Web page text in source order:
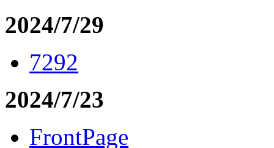
2024/7/29
7292
2024/7/23
FrontPage